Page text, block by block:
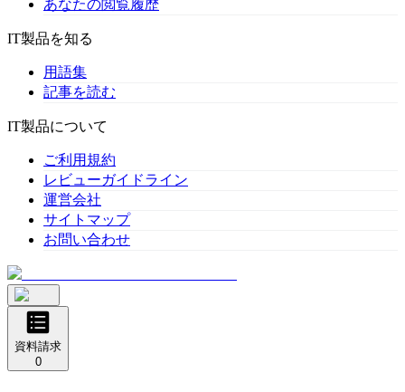
あなたの閲覧履歴
IT製品を知る
用語集
記事を読む
IT製品について
ご利用規約
レビューガイドライン
運営会社
サイトマップ
お問い合わせ
資料請求
0